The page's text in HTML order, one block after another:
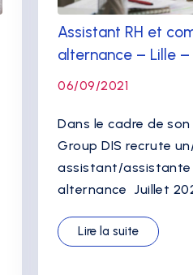
Assistant RH et
alternance – Lille –
06/09/2021
Dans le cadre de
Group DIS recrute
assistant/assistante
alternance Juillet
Lire la suite